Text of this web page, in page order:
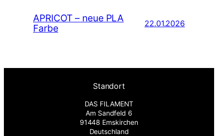
APRICOT – neue PLA
Farbe
22.01.2026
Standort
DAS FILAMENT
Am Sandfeld 6
91448 Emskirchen
Deutschland